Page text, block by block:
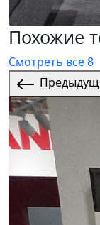
Похожие
Смотреть все 8